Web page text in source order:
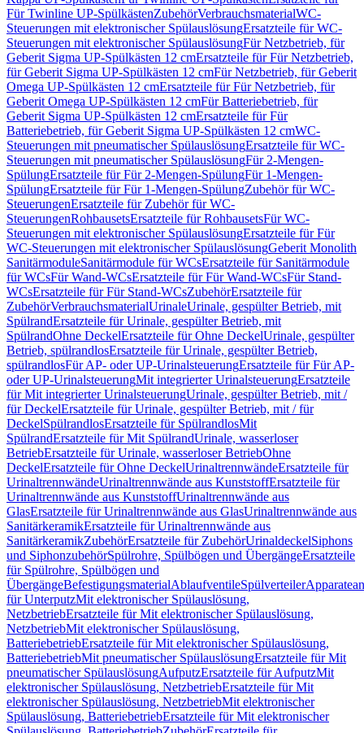
Für Twinline UP-SpülkästenZubehörVerbrauchsmaterialWC-
Steuerungen mit elektronischer SpülauslösungErsatzteile für WC-
Steuerungen mit elektronischer SpülauslösungFür Netzbetrieb, für
Geberit Sigma UP-Spülkästen 12 cmErsatzteile für Für Netzbetrieb,
für Geberit Sigma UP-Spülkästen 12 cmFür Netzbetrieb, für Geberit
Omega UP-Spülkästen 12 cmErsatzteile für Für Netzbetrieb, für
Geberit Omega UP-Spülkästen 12 cmFür Batteriebetrieb, für
Geberit Sigma UP-Spülkästen 12 cmErsatzteile für Für
Batteriebetrieb, für Geberit Sigma UP-Spülkästen 12 cmWC-
Steuerungen mit pneumatischer SpülauslösungErsatzteile für WC-
Steuerungen mit pneumatischer SpülauslösungFür 2-Mengen-
SpülungErsatzteile für Für 2-Mengen-SpülungFür 1-Mengen-
SpülungErsatzteile für Für 1-Mengen-SpülungZubehör für WC-
SteuerungenErsatzteile für Zubehör für WC-
SteuerungenRohbausetsErsatzteile für RohbausetsFür WC-
Steuerungen mit elektronischer SpülauslösungErsatzteile für Für
WC-Steuerungen mit elektronischer SpülauslösungGeberit Monolith
SanitärmoduleSanitärmodule für WCsErsatzteile für Sanitärmodule
für WCsFür Wand-WCsErsatzteile für Für Wand-WCsFür Stand-
WCsErsatzteile für Für Stand-WCsZubehörErsatzteile für
ZubehörVerbrauchsmaterialUrinaleUrinale, gespülter Betrieb, mit
SpülrandErsatzteile für Urinale, gespülter Betrieb, mit
SpülrandOhne DeckelErsatzteile für Ohne DeckelUrinale, gespülter
Betrieb, spülrandlosErsatzteile für Urinale, gespülter Betrieb,
spülrandlosFür AP- oder UP-UrinalsteuerungErsatzteile für Für AP-
oder UP-UrinalsteuerungMit integrierter UrinalsteuerungErsatzteile
für Mit integrierter UrinalsteuerungUrinale, gespülter Betrieb, mit /
für DeckelErsatzteile für Urinale, gespülter Betrieb, mit / für
DeckelSpülrandlosErsatzteile für SpülrandlosMit
SpülrandErsatzteile für Mit SpülrandUrinale, wasserloser
BetriebErsatzteile für Urinale, wasserloser BetriebOhne
DeckelErsatzteile für Ohne DeckelUrinaltrennwändeErsatzteile für
UrinaltrennwändeUrinaltrennwände aus KunststoffErsatzteile für
Urinaltrennwände aus KunststoffUrinaltrennwände aus
GlasErsatzteile für Urinaltrennwände aus GlasUrinaltrennwände aus
SanitärkeramikErsatzteile für Urinaltrennwände aus
SanitärkeramikZubehörErsatzteile für ZubehörUrinaldeckelSiphons
und SiphonzubehörSpülrohre, Spülbögen und ÜbergängeErsatzteile
für Spülrohre, Spülbögen und
ÜbergängeBefestigungsmaterialAblaufventileSpülverteiler
für UnterputzMit elektronischer Spülauslösung,
NetzbetriebErsatzteile für Mit elektronischer Spülauslösung,
NetzbetriebMit elektronischer Spülauslösung,
BatteriebetriebErsatzteile für Mit elektronischer Spülauslösung,
BatteriebetriebMit pneumatischer SpülauslösungErsatzteile für Mit
pneumatischer SpülauslösungAufputzErsatzteile für AufputzMit
elektronischer Spülauslösung, NetzbetriebErsatzteile für Mit
elektronischer Spülauslösung, NetzbetriebMit elektronischer
Spülauslösung, BatteriebetriebErsatzteile für Mit elektronischer